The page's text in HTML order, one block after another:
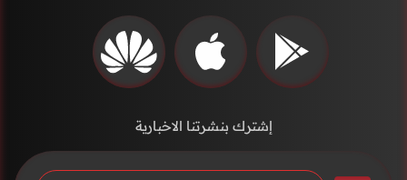
إشترك بنشرتنا الاخبارية